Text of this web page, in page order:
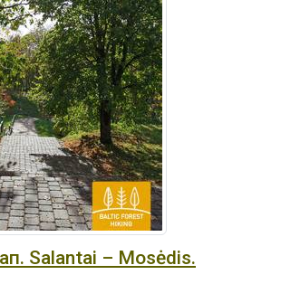
Salantai – Mosėdis.